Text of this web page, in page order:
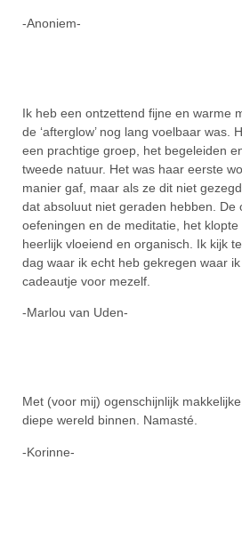
-Anoniem-
Ik heb een ontzettend fijne en warme
de ‘afterglow’ nog lang voelbaar was.
een prachtige groep, het begeleiden
tweede natuur. Het was haar eerste
manier gaf, maar als ze dit niet
dat absoluut niet geraden hebben. De
oefeningen en de meditatie, het
heerlijk vloeiend en organisch. Ik kijk
dag waar ik echt heb gekregen waar
cadeautje voor mezelf.
-Marlou van Uden-
Met (voor mij) ogenschijnlijk
diepe wereld binnen. Namasté.
-Korinne-